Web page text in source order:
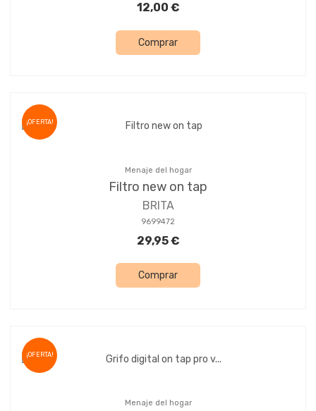
12,00 €
Comprar
¡OFERTA!
Menaje del hogar
Filtro new on tap
BRITA
9699472
29,95 €
Comprar
¡OFERTA!
Menaje del hogar